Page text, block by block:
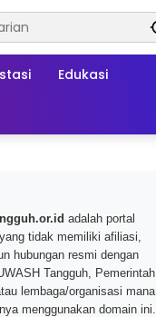
Edukasi
adalah portal
tidak memiliki afiliasi,
hubungan resmi dengan
Tangguh, Pemerintah
lembaga/organisasi mana
menggunakan domain ini.